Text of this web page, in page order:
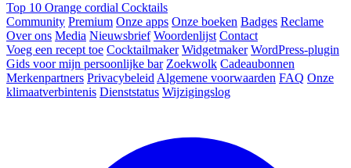
Top 10 Orange cordial Cocktails
Community Premium Onze apps Onze boeken Badges Reclame
Over ons Media Nieuwsbrief Woordenlijst Contact
Voeg een recept toe Cocktailmaker Widgetmaker WordPress-plugin
Gids voor mijn persoonlijke bar Zoekwolk Cadeaubonnen
Merkenpartners Privacybeleid Algemene voorwaarden FAQ Onze
klimaatverbintenis Dienststatus Wijzigingslog